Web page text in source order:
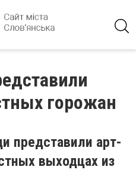
горожан
представили арт-
выходцах из